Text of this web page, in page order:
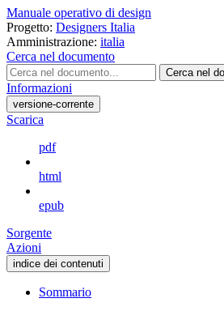
Manuale operativo di design
Progetto: Designers Italia
Amministrazione: italia
Cerca nel documento
Cerca nel
Informazioni
versione-corrente
Scarica
pdf
html
epub
Sorgente
Azioni
indice dei contenuti
Sommario